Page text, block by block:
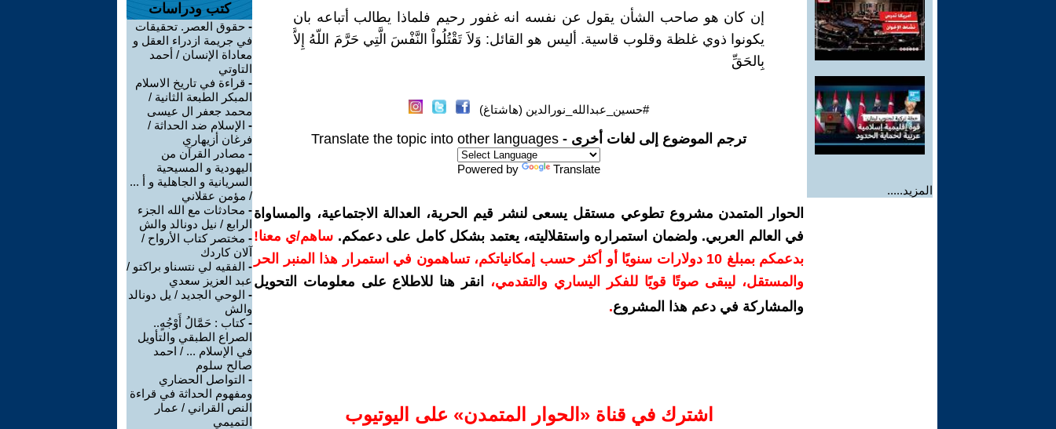
المزيد.....
إن كان هو صاحب الشأن يقول عن نفسه انه غفور رحيم فلماذا يطالب أتباعه بان
يكونوا ذوي غلظة وقلوب قاسية. أليس هو القائل: وَلاَ تَقْتُلُواْ النَّفْسَ الَّتِي حَرَّمَ اللّهُ إِلاَّ
بِالحَقِّ
#حسين_عبدالله_نورالدين (هاشتاغ)
ترجم الموضوع إلى لغات أخرى - Translate the topic into other languages
Powered by Translate
الحوار المتمدن مشروع تطوعي مستقل يسعى لنشر قيم الحرية، العدالة الاجتماعية، والمساواة
في العالم العربي. ولضمان استمراره واستقلاليته، يعتمد بشكل كامل على دعمكم. ساهم/ي معنا!
بدعمكم بمبلغ 10 دولارات سنويًا أو أكثر حسب إمكانياتكم، تساهمون في استمرار هذا المنبر الحر
والمستقل، ليبقى صوتًا قويًا للفكر اليساري والتقدمي،
انقر هنا للاطلاع على معلومات التحويل
والمشاركة في دعم هذا المشروع.
اشترك في قناة ‫«الحوار المتمدن» على اليوتيوب
كتب ودراسات
- حقوق العصر. تحقيقات
في جريمة ازدراء العقل و
معاداة الإنسان / أحمد
التاوتي
- قراءة في تاريخ الاسلام
المبكر الطبعة الثانية /
محمد جعفر ال عيسى
- الإسلام ضد الحداثة /
فرغان أزيهاري
- مصادر القرآن من
اليهودية و المسيحية
السريانية و الجاهلية و أ ...
/ مؤمن عقلاني
- محادثات مع الله الجزء
الرابع / نيل دونالد والش
- مختصر كتاب الأرواح /
آلان كاردك
- الفقيه لي نتسناو براكتو /
عبد العزيز سعدي
- الوحي الجديد / يل دونالد
والش
-كتاب : حَمَّالُ أَوْجُهٍ..
الصراع الطبقي والتأويل
في الإسلام ... / احمد
صالح سلوم
- التواصل الحضاري
ومفهوم الحداثة في قراءة
النص القراني / عمار
التميمي